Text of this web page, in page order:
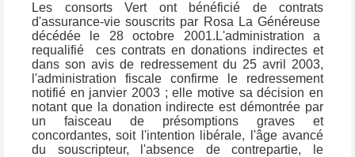
Les consorts Vert ont bénéficié de contrats
d'assurance-vie souscrits par Rosa La Généreuse
décédée le 28 octobre 2001.L'administration a
requalifié ces contrats en donations indirectes et
dans son avis de redressement du 25 avril 2003,
l'administration fiscale confirme le redressement
notifié en janvier 2003 ; elle motive sa décision en
notant que la donation indirecte est démontrée par
un faisceau de présomptions graves et
concordantes, soit l'intention libérale, l'âge avancé
du souscripteur, l'absence de contrepartie, le